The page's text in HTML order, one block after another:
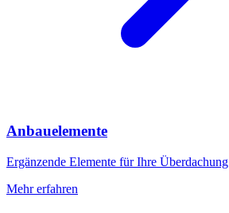
Anbauelemente
Ergänzende Elemente für Ihre Überdachung
Mehr erfahren